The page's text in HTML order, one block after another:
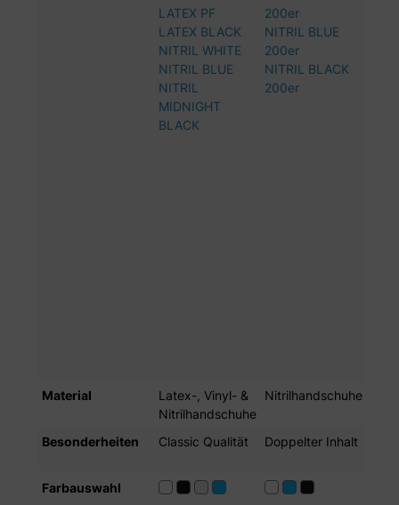
LATEX PF
LATEX BLACK
NITRIL WHITE
NITRIL BLUE
NITRIL
MIDNIGHT
BLACK
200er
NITRIL BLUE
200er
NITRIL BLACK
200er
Material
Latex-, Vinyl- &
Nitrilhandschuhe
Nitrilhandschuhe
Besonderheiten Classic Qualität Doppelter Inhalt
Farbauswahl